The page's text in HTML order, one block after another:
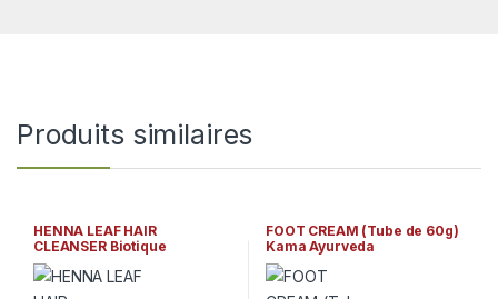
Produits similaires
HENNA LEAF HAIR
CLEANSER Biotique
FOOT CREAM (Tube de 60g)
Kama Ayurveda